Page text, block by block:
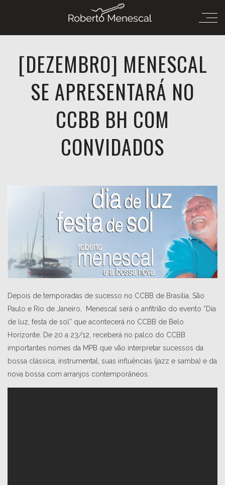
[DEZEMBRO] MENESCAL
SE APRESENTARÁ NO
CCBB BH COM
CONVIDADOS
Depois de temporadas de sucesso no CCBB de Brasília, São
Paulo e Rio de Janeiro, Menescal será o anfitrião do evento “Dia
de luz, festa de sol” que acontecerá no CCBB de Belo
Horizonte. De 20 a 23/12, receberá no palco do CCBB
importantes nomes da MPB que vão interpretar sucessos da
bossa clássica, instrumental, suas influências (jazz e samba) e da
nova bossa com arranjos contemporâneos.